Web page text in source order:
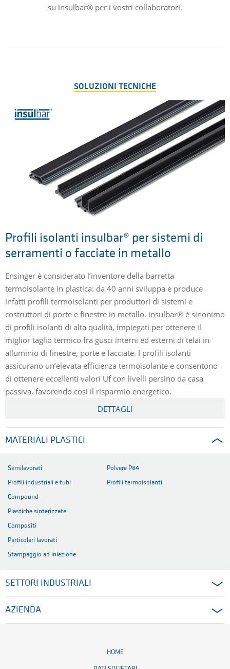
su insulbar® per i vostri collaboratori.
SOLUZIONI TECNICHE
Profili isolanti insulbar® per sistemi di
serramenti o facciate in metallo
Ensinger è considerato l’inventore della barretta
termoisolante in plastica: da 40 anni sviluppa e produce
infatti profili termoisolanti per produttori di sistemi e
costruttori di porte e finestre in metallo. insulbar® è sinonimo
di profili isolanti di alta qualità, impiegati per ottenere il
miglior taglio termico fra gusci interni ed esterni di telai in
alluminio di finestre, porte e facciate. I profili isolanti
assicurano un’elevata efficienza termoisolante e consentono
di ottenere eccellenti valori Uf con livelli persino da casa
passiva, favorendo così il risparmio energetico.
DETTAGLI
MATERIALI PLASTICI
Semilavorati
Profili industriali e tubi
Compound
Plastiche sinterizzate
Compositi
Particolari lavorati
Stampaggio ad iniezione
Polvere P84
Profili termoisolanti
SETTORI INDUSTRIALI
AZIENDA
HOME